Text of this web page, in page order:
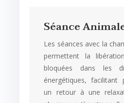
Séance
Les séances avec la
permettent la
bloquées dans les
énergétiques, facilitant
un retour à une